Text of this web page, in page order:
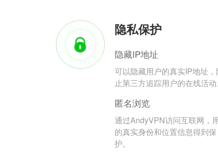
隐私保护
隐藏IP地址
可以隐藏用户的真实IP地址
止第三方追踪用户的在线活动
匿名浏览
通过AndyVPN访问互联网，
的真实身份和位置信息得到保
护。